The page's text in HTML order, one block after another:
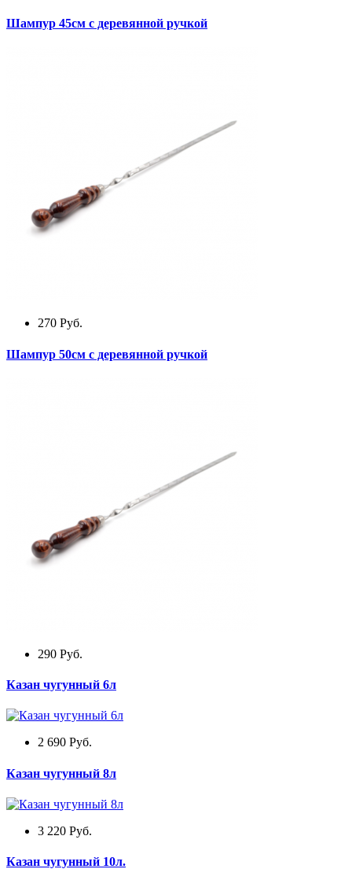
Шампур 45см с деревянной ручкой
270 Руб.
Шампур 50см с деревянной ручкой
290 Руб.
Казан чугунный 6л
2 690 Руб.
Казан чугунный 8л
3 220 Руб.
Казан чугунный 10л.